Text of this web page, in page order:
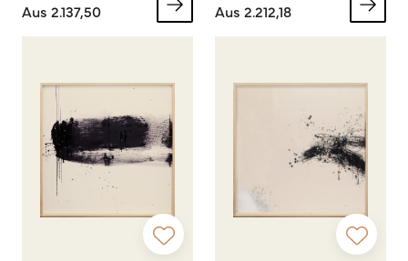
Aus 2.137,50
Aus 2.212,18